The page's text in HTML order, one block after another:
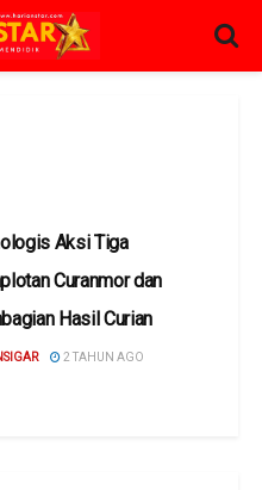
Aksi Tiga
Curanmor dan
Hasil Curian
2 TAHUN AGO